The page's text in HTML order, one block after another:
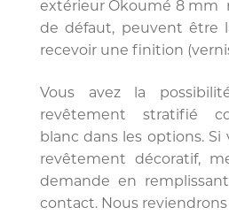
extérieur Okoumé 8 mm
de défaut, peuvent être
recevoir une finition
Vous avez la
revêtement stratifié
blanc dans les options. Si
revêtement décoratif,
demande en
contact. Nous